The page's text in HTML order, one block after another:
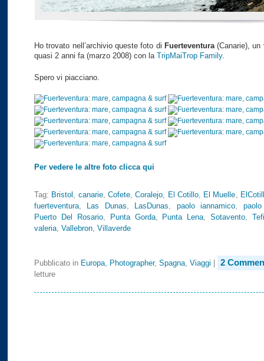
Ho trovato nell’archivio queste foto di Fuerteventura(Canarie), un
quasi 2 anni fa (marzo 2008) con la TripMaiTrop Family.
Spero vi piacciano.
Per vedere le altre foto clicca qui
Tag: Bristol canarie, Cofete,Coralejo El Cotillo, El Muelle
fuerteventura
Las Dunas LasDunas paolo iannamico
Puerto Del Rosario, Punta Gorda, Punta Lena ,Sotavento ,
valeria Vallebron Villaverde
Pubblicato in Europa Photographer, Spagna Viaggi 2
letture